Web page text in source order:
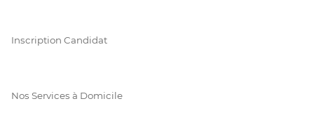
Inscription Candidat
Nos Services à Domicile